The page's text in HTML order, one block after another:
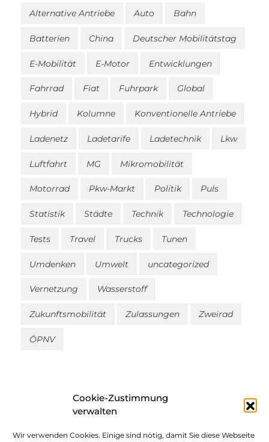
Cookie-Zustimmung
verwalten
Wir verwenden Cookies. Einige sind nötig, damit Sie diese Webseite
Alternative Antriebe Auto Bahn
Batterien China Deutscher Mobilitätstag
E-Mobilität E-Motor Entwicklungen
Fahrrad Fiat Fuhrpark Global
Hybrid Kolumne Konventionelle Antriebe
Ladenetz Ladetarife Ladetechnik Lkw
Luftfahrt MG Mikromobilität
Motorrad Pkw-Markt Politik Puls
Statistik Städte Technik Technologie
Tests Travel Trucks Tunen
Umdenken Umwelt uncategorized
Vernetzung Wasserstoff
Zukunftsmobilität Zulassungen Zweirad
ÖPNV